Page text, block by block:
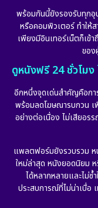
พร้อมกันนี้ยังรองรับทุกอุ
หรือคอมพิวเตอร์ ทำให้
เพียงมีอินเทอร์เน็ตก็เข้
ของ
ดูหนังฟรี 24 ชั่วโม
อีกหนึ่งจุดเด่นสำคัญคือกา
พร้อมลดโฆษณารบกวน เ
อย่างต่อเนื่อง ไม่เสียอร
แพลตฟอร์มยังรวบรวม ห
ใหม่ล่าสุด หนังยอดนิยม
ได้หลากหลายและไม่ซ้
ประสบการณ์ที่ไม่น่าเบื่อ